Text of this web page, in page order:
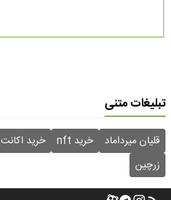
تبلیغات متنی
قلیان میرداماد خرید nft خرید
زرچین